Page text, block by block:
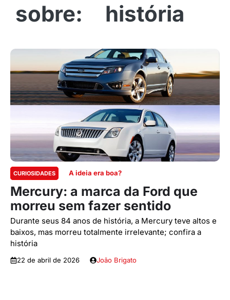
história
CURIOSIDADES A ideia era boa?
Mercury: a marca da Ford que
morreu sem fazer sentido
Durante seus 84 anos de história, a Mercury teve altos e
baixos, mas morreu totalmente irrelevante; confira a
história
22 de abril de 2026 João Brigato